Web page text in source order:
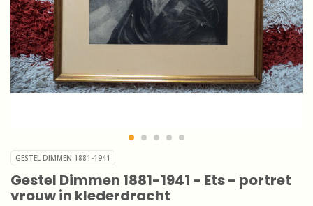
GESTEL DIMMEN 1881-1941
Gestel Dimmen 1881-1941 - Ets - portret
vrouw in klederdracht